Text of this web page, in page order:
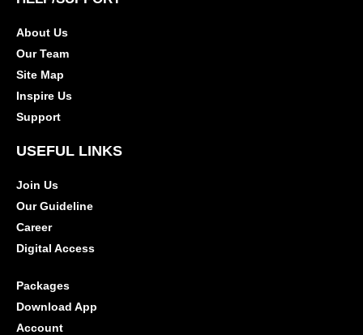
About Us
Our Team
Site Map
Inspire Us
Support
USEFUL LINKS
Join Us
Our Guideline
Career
Digital Access
Packages
Download App
Account